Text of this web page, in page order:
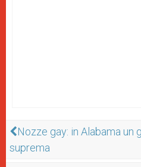
Nozze gay: in Alabama un
suprema